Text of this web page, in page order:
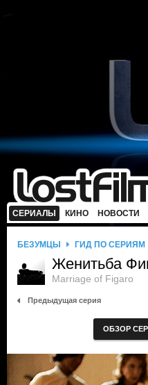
СЕРИАЛЫ КИНО НОВОСТИ
БЕЗУМЦЫ ГИД ПО СЕРИЯМ
Женитьба
Marriage of Figaro
Предыдущая серия
ОБЗОР